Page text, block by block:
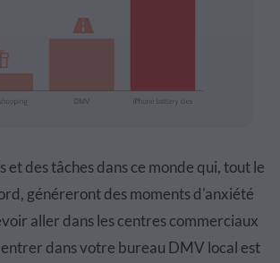
et des tâches dans ce monde qui, tout le
généreront des moments d'anxiété
aller dans les centres commerciaux
dans votre bureau DMV local est